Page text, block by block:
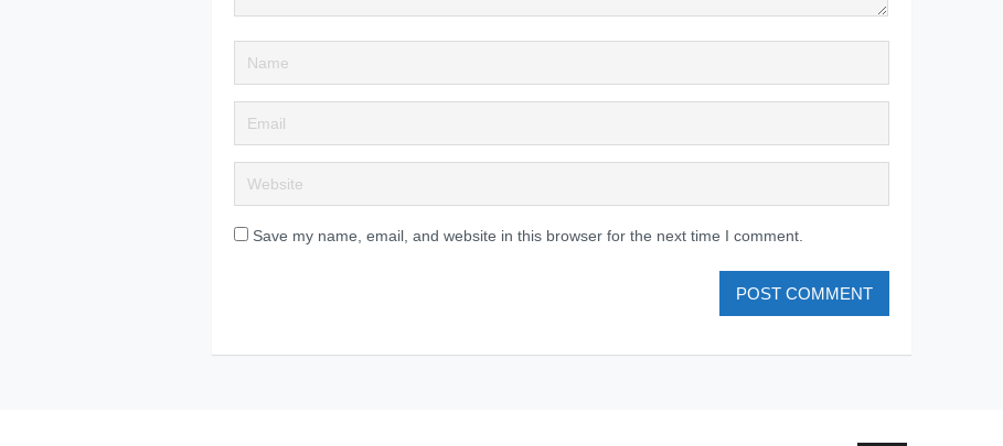
Save my name, email, and website in this browser for the next time I comment.